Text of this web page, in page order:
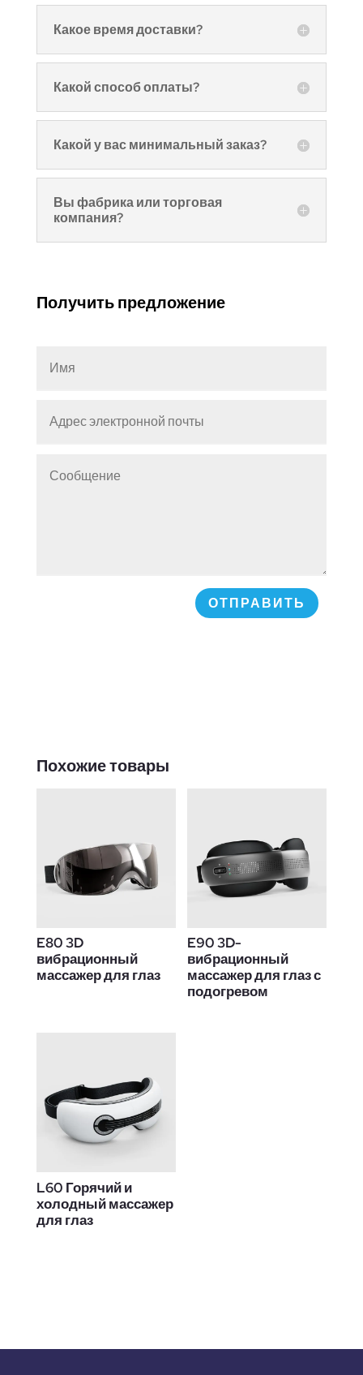
Какое время доставки?
Какой способ оплаты?
Какой у вас минимальный заказ?
Вы фабрика или торговая
компания?
Получить предложение
ОТПРАВИТЬ
Похожие товары
E80 3D
вибрационный
массажер для глаз
E90 3D-
вибрационный
массажер для глаз с
подогревом
L60 Горячий и
холодный массажер
для глаз